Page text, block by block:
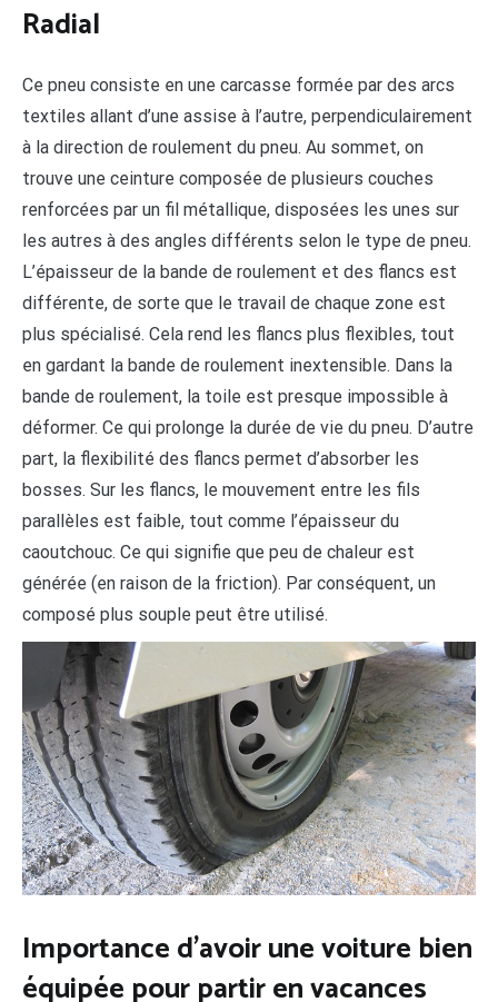
Radial
Ce pneu consiste en une carcasse formée par des arcs
textiles allant d’une assise à l’autre, perpendiculairement
à la direction de roulement du pneu. Au sommet, on
trouve une ceinture composée de plusieurs couches
renforcées par un fil métallique, disposées les unes sur
les autres à des angles différents selon le type de pneu.
L’épaisseur de la bande de roulement et des flancs est
différente, de sorte que le travail de chaque zone est
plus spécialisé. Cela rend les flancs plus flexibles, tout
en gardant la bande de roulement inextensible. Dans la
bande de roulement, la toile est presque impossible à
déformer. Ce qui prolonge la durée de vie du pneu. D’autre
part, la flexibilité des flancs permet d’absorber les
bosses. Sur les flancs, le mouvement entre les fils
parallèles est faible, tout comme l’épaisseur du
caoutchouc. Ce qui signifie que peu de chaleur est
générée (en raison de la friction). Par conséquent, un
composé plus souple peut être utilisé.
Importance d’avoir une voiture bien
équipée pour partir en vacances